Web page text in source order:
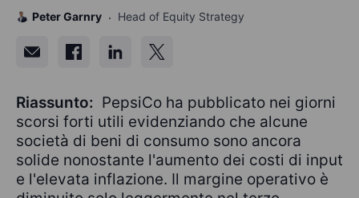
Peter Garnry
Head of Equity Strategy
Riassunto: PepsiCo ha pubblicato nei giorni
scorsi forti utili evidenziando che alcune
società di beni di consumo sono ancora
solide nonostante l'aumento dei costi di input
e l'elevata inflazione. Il margine operativo è